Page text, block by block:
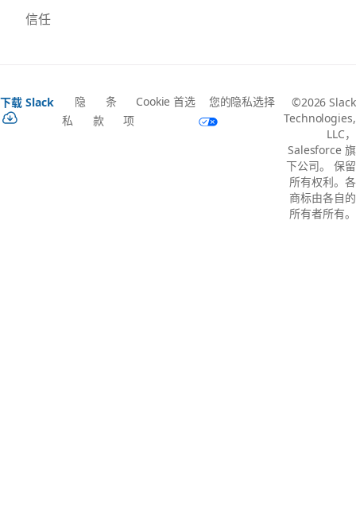
信任
下载 Slack
隐
私
条
款
Cookie 首选
项
您的隐私选择
©2026 Slack
Technologies,
LLC，
Salesforce 旗
下公司。 保留
所有权利。各
商标由各自的
所有者所有。